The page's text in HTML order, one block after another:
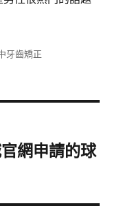
牙齒矯正
網申請的球